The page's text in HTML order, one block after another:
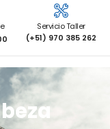
Servicio Taller
(+51) 970 385 262